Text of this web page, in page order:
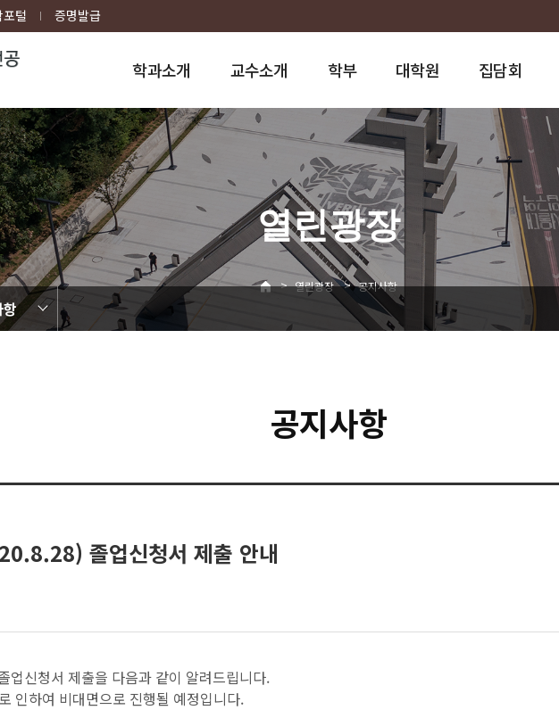
포털 증명발급
학과소개 교수소개 학부 대학원 집담회
열린광장
> 열린광장 > 공지사항
공지사항
졸업신청서 제출 안내
신청서 제출을 다음과 같이 알려드립니다.
인하여 비대면으로 진행될 예정입니다.